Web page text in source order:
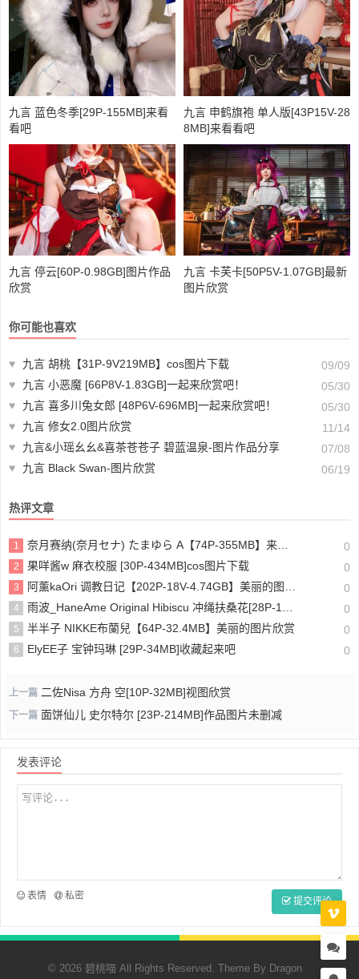
九言 蓝色冬季[29P-155MB]来看
看吧
九言 申鹤旗袍 单人版[43P15V-28
8MB]来看看吧
九言 停云[60P-0.98GB]图片作品
欣赏
九言 卡芙卡[50P5V-1.07GB]最新
图片欣赏
你可能也喜欢
♥ 九言 胡桃【31P-9V219MB】cos图片下载
09/09
♥
九言 小恶魔 [66P8V-1.83GB]一起来欣赏吧！
05/30
♥
九言 喜多川兔女郎 [48P6V-696MB]一起来欣赏吧！
05/30
♥
九言 修女2.0图片欣赏
11/14
♥
九言&小瑶幺幺&喜茶苍苍子 碧蓝温泉-图片作品分享
07/08
♥
九言 Black Swan-图片欣赏 06/19
热评文章
1 奈月赛纳(奈月セナ) たまゆら A【74P-355MB】来看看吧 0
2 果咩酱w 麻衣校服 [30P-434MB]cos图片下载 0
3 阿薰kaOri 调教日记【202P-18V-4.74GB】美丽的图片分享 0
4 雨波_HaneAme Original Hibiscu 冲绳扶桑花[28P-161MB]cos图片下载 0
5 半半子 NIKKE布蘭兒【64P-32.4MB】美丽的图片欣赏 0
6 ElyEE子 宝钟玛琳 [29P-34MB]收藏起来吧 0
上一篇 二佐Nisa 方舟 空[10P-32MB]视图欣赏
下一篇 面饼仙儿 史尔特尔 [23P-214MB]作品图片未删减
发表评论
表情 私密 提交评论
© 2026 碧桃喵 All Rights Reserved. Theme By Dragon